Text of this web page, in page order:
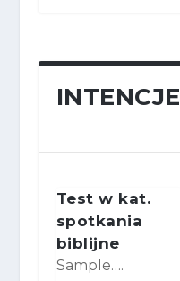
INTENCJE
Test w kat.
spotkania
biblijne
Sample….